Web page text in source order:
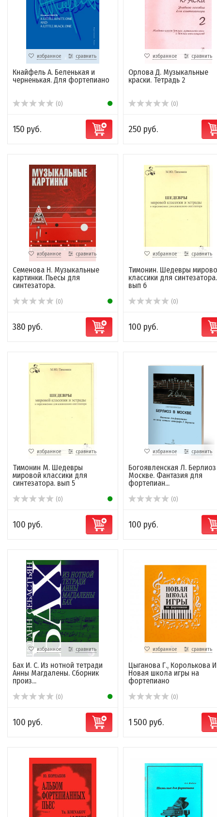
избранное сравнить
Кнайфель А. Беленькая и
черненькая. Для фортепиано
(0)
150 руб.
избранное сравнить
Орлова Д. Музыкальные
краски. Тетрадь 2
(0)
250 руб.
избранное сравнить
Семенова Н. Музыкальные
картинки. Пьесы для
синтезатора.
(0)
380 руб.
избранное сравнить
Тимонин. Шедевры
классики для синтезатора.
вып 6
(0)
100 руб.
избранное сравнить
Тимонин М. Шедевры
мировой классики для
синтезатора. вып 5
(0)
100 руб.
избранное сравнить
Богоявленская Л.
Москве. Фантазия для
фортепиан...
(0)
100 руб.
избранное сравнить
Бах И. С. Из нотной тетради
Анны Магдалены. Сборник
произ...
(0)
100 руб.
избранное сравнить
Цыганова Г., Королькова
Новая школа игры на
фортепиано
(0)
1 500 руб.